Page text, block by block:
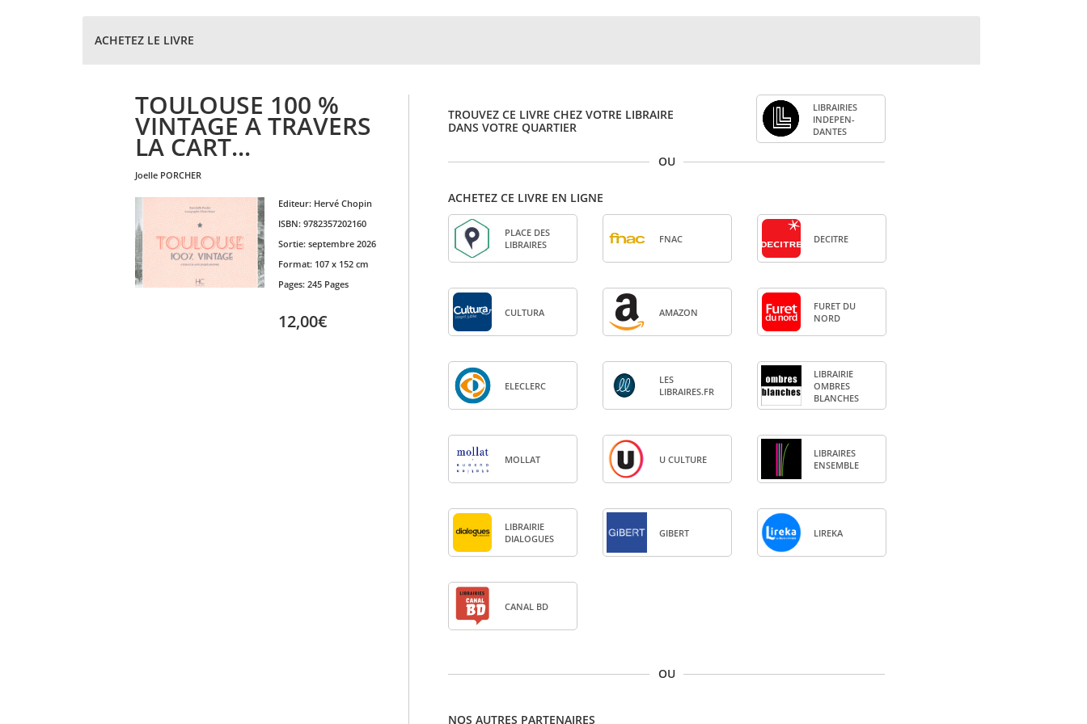
ACHETEZ LE LIVRE
TOULOUSE 100 %
VINTAGE A TRAVERS
LA CART...
joelle PORCHER
Editeur: Hervé Chopin
ISBN: 9782357202160
Sortie: septembre 2026
Format: 107 x 152 cm
Pages: 245 Pages
12,00€
TROUVEZ CE LIVRE CHEZ VOTRE LIBRAIRE
DANS VOTRE QUARTIER
LIBRAI­RIES
INDE­PEN­
DANTES
OU
ACHETEZ CE LIVRE EN LIGNE
PLACE DES
LIBRAIRES
FNAC DECITRE
CULTURA AMA­ZON
FURET DU
NORD
ELE­CLERC
LES
LIBRAIRES.FR
LIBRAI­RIE
OMBRES
BLANCHES
MOL­LAT U CULTURE
LIBRAIRES
ENSEMBLE
LIBRAI­RIE
DIA­LOGUES
GIBERT LIREKA
CANAL BD
OU
NOS AUTRES PARTENAIRES